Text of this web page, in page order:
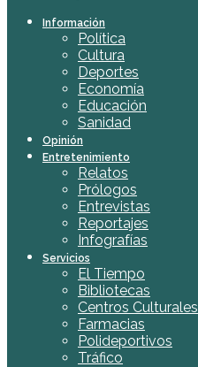
Información
Política
Cultura
Deportes
Economía
Educación
Sanidad
Opinión
Entretenimiento
Relatos
Prólogos
Entrevistas
Reportajes
Infografías
Servicios
El Tiempo
Bibliotecas
Centros Culturales
Farmacias
Polideportivos
Tráfico